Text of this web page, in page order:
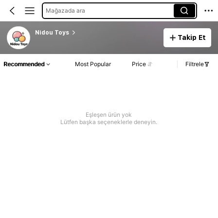
Mağazada ara
Nidou Toys
Takip Et
Recommended Most Popular Price Filtrele
Eşleşen ürün yok
Lütfen başka seçeneklerle deneyin.